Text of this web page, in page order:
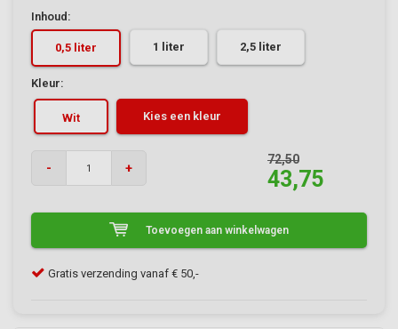
Inhoud:
0,5 liter 1 liter 2,5 liter
Kleur:
Wit Kies een kleur
- +
72,50
43,75
Toevoegen aan winkelwagen
Klanten geven VerfonlineXL een 9/10